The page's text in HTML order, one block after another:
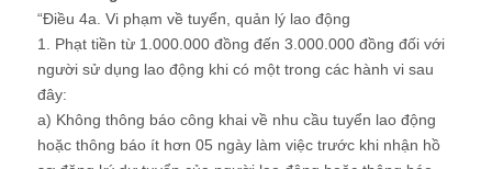
“Điều 4a. Vi phạm về tuyển, quản lý lao động
1. Phạt tiền từ 1.000.000 đồng đến 3.000.000 đồng đối với
người sử dụng lao động khi có một trong các hành vi sau
đây:
a) Không thông báo công khai về nhu cầu tuyển lao động
hoặc thông báo ít hơn 05 ngày làm việc trước khi nhận hồ